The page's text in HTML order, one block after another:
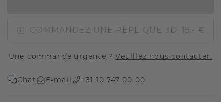
COMMANDEZ UNE RÉPLIQUE 3D 15,- €
Une commande urgente ?Veuillez-nous contacter.
Chat E-mail +31 10 747 00 00